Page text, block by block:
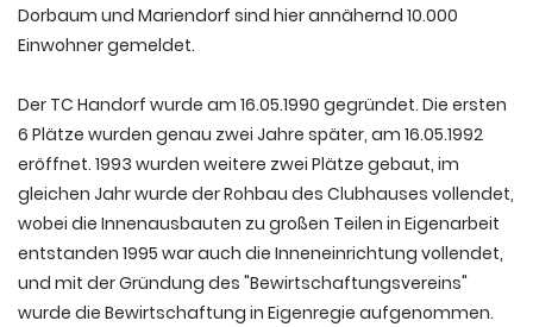
Dorbaum und Mariendorf sind hier annähernd 10.000
Einwohner gemeldet.
Der TC Handorf wurde am 16.05.1990 gegründet. Die ersten
6 Plätze wurden genau zwei Jahre später, am 16.05.1992
eröffnet. 1993 wurden weitere zwei Plätze gebaut, im
gleichen Jahr wurde der Rohbau des Clubhauses vollendet,
wobei die Innenausbauten zu großen Teilen in Eigenarbeit
entstanden 1995 war auch die Inneneinrichtung vollendet,
und mit der Gründung des "Bewirtschaftungsvereins"
wurde die Bewirtschaftung in Eigenregie aufgenommen.